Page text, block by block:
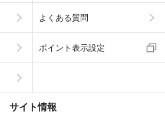
よくある質問
ポイント表示設定
サイト情報